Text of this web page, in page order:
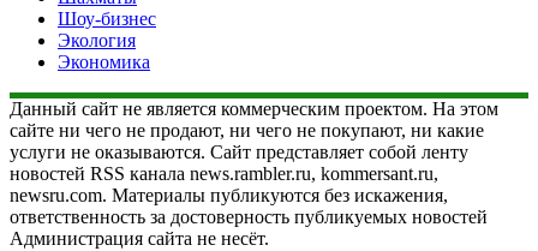
Шоу-бизнес
Экология
Экономика
Данный сайт не является коммерческим проектом. На этом
сайте ни чего не продают, ни чего не покупают, ни какие
услуги не оказываются. Сайт представляет собой ленту
новостей RSS канала news.rambler.ru, kommersant.ru,
newsru.com. Материалы публикуются без искажения,
ответственность за достоверность публикуемых новостей
Администрация сайта не несёт.